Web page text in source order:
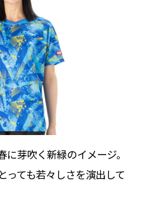
芽吹く新緑のイメージ。
っても若々しさを演出して